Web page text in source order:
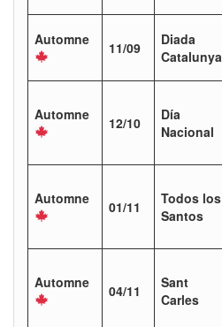
Automne 11/09
Diada
Catalunya
Automne 12/10
Día
Nacional
Automne 01/11
Todos los
Santos
Automne 04/11
Sant
Carles